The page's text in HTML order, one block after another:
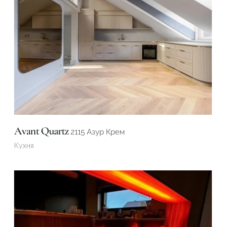
Avant Quartz2115 Азур Крем
Кухня